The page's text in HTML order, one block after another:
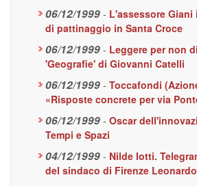
06/12/1999 - L'assessore
di pattinaggio in Santa Croce
06/12/1999 - Leggere per non
'Geografie' di Giovanni Catelli
06/12/1999 - Toccafondi
«Risposte concrete per via
06/12/1999 - Oscar
Tempi e Spazi
04/12/1999 - Nilde Iotti.
del sindaco di Firenze